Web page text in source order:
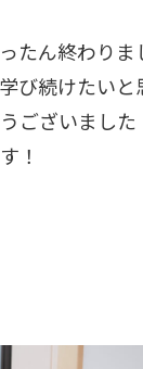
たん終わり
び続けたいと
ございまし
！